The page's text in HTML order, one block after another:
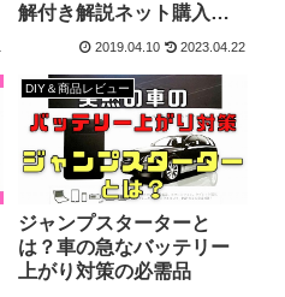
解付き解説ネット購入し
取り付けの流れ
2019.04.10 2023.04.22
DIY＆商品レビュー
ジャンプスターターと
は？車の急なバッテリー
上がり対策の必需品